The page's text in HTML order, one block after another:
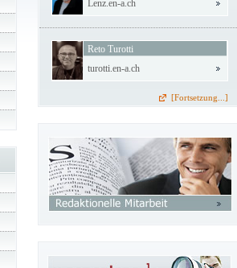
Lenz.en-a.ch
Reto Turotti
turotti.en-a.ch
[Fortsetzung...]